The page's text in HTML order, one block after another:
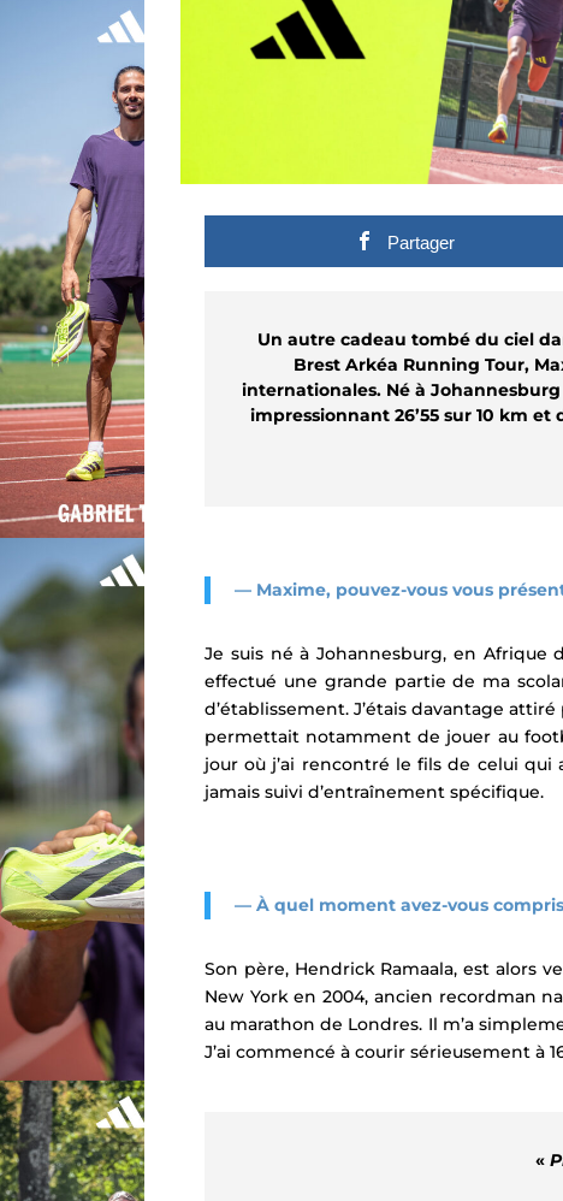
Partager
Un autre cadeau tombé du ciel
Brest Arkéa Running Tour,
internationales. Né à
impressionnant 26’55 sur 10 km
— Maxime, pouvez-vous vous
Je suis né à Johannesburg, en Afrique
effectué une grande partie de ma
d’établissement. J’étais davantage
permettait notamment de jouer au
jour où j’ai rencontré le fils de celui
jamais suivi d’entraînement spécifique.
— À quel moment avez-vous
Son père, Hendrick Ramaala, est alors
New York en 2004, ancien recordman
au marathon de Londres. Il m’a
J’ai commencé à courir sérieusement à
«